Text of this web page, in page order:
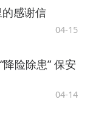
感谢信
04-15
险除患” 保安
04-14